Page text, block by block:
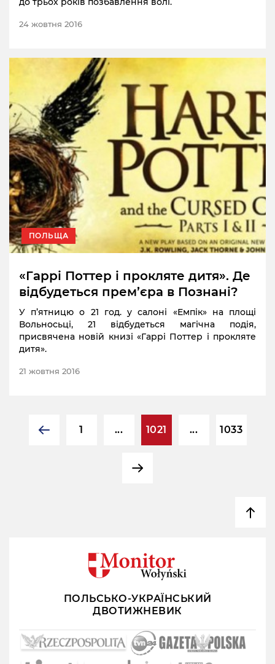
24 жовтня 2016
ПОЛЬЩА
«Гаррі Поттер і прокляте дитя». Де
відбудеться прем’єра в Познані?
У п’ятницю о 21 год. у салоні «Емпік» на площі
Вольносьці, 21 відбудеться магічна подія,
присвячена новій книзі «Гаррі Поттер і прокляте
дитя».
21 жовтня 2016
1 ... 1021 ... 1033
ПОЛЬСЬКО-УКРАЇНСЬКИЙ
ДВОТИЖНЕВИК